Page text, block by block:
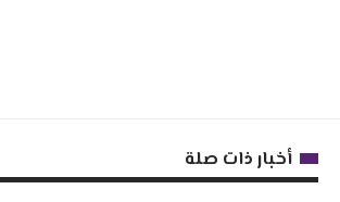
أخبار ذات صلة